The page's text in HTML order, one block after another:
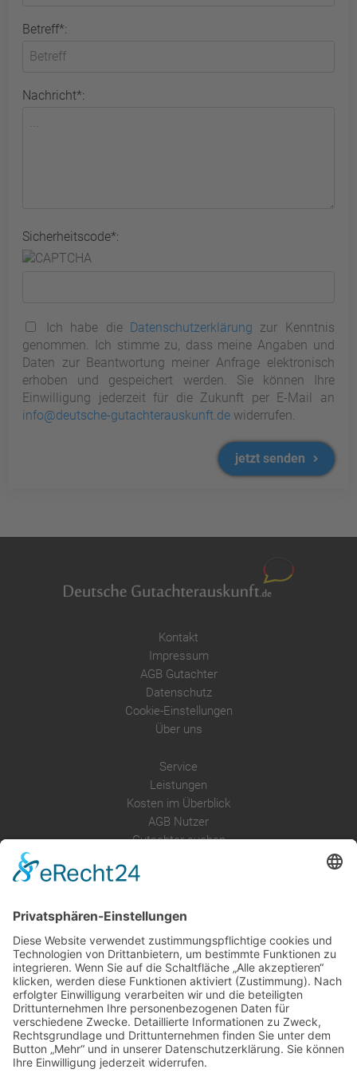
Betreff*:
Nachricht*:
Sicherheitscode*:
Ich habe die Datenschutzerklärung zur Kenntnis
genommen. Ich stimme zu, dass meine Angaben und
Daten zur Beantwortung meiner Anfrage elektronisch
erhoben und gespeichert werden. Sie können Ihre
Einwilligung jederzeit für die Zukunft per E-Mail an
info@deutsche-gutachterauskunft.de widerrufen.
jetzt senden
Kontakt
Impressum
AGB Gutachter
Datenschutz
Cookie-Einstellungen
Über uns
Service
Leistungen
Kosten im Überblick
AGB Nutzer
Gutachter suchen
Anfrage
Presse
Partner: Der DGuSV
als Gutachter eintragen
Infos für Suchende